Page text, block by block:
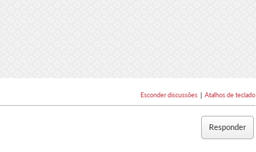
Esconder discussões Atalhos de teclado
Responder